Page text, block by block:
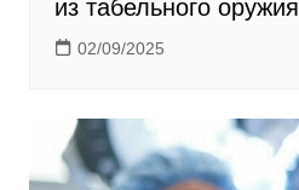
из табельного оружия
02/09/2025